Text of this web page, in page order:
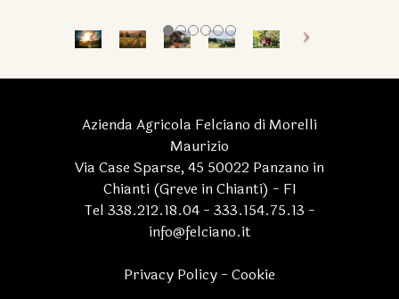
Azienda Agricola Felciano di Morelli
Maurizio
Via Case Sparse, 45 50022 Panzano in
Chianti (Greve in Chianti) - FI
Tel 338.212.18.04 - 333.154.75.13 -
info@felciano.it
Privacy Policy - Cookie